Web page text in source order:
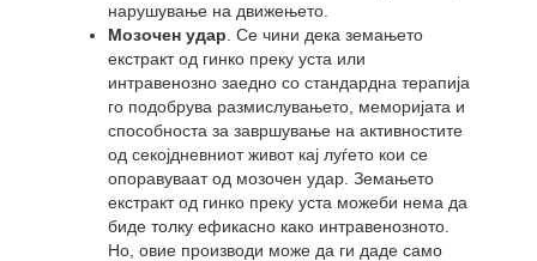
нарушување на движењето.
Мозочен удар. Се чини дека земањето
екстракт од гинко преку уста или
интравенозно заедно со стандардна терапија
го подобрува размислувањето, меморијата и
способноста за завршување на активностите
од секојдневниот живот кај луѓето кои се
опоравуваат од мозочен удар. Земањето
екстракт од гинко преку уста можеби нема да
биде толку ефикасно како интравенозното.
Но, овие производи може да ги даде само